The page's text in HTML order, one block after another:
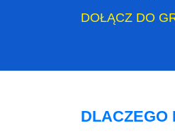
DOŁĄCZ DO
DLACZEGO